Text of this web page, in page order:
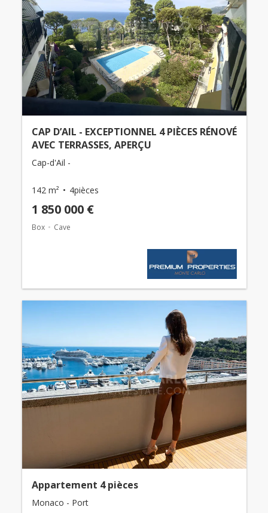
CAP D’AIL - EXCEPTIONNEL 4 PIÈCES RÉNOVÉ
AVEC TERRASSES, APERÇU
Cap-d'Ail -
142 m² 4pièces
1 850 000 €
Box Cave
Appartement 4 pièces
Monaco - Port